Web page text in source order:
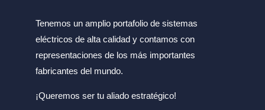
Tenemos un amplio portafolio de sistemas
eléctricos de alta calidad y contamos con
representaciones de los más importantes
fabricantes del mundo.
¡Queremos ser tu aliado estratégico!